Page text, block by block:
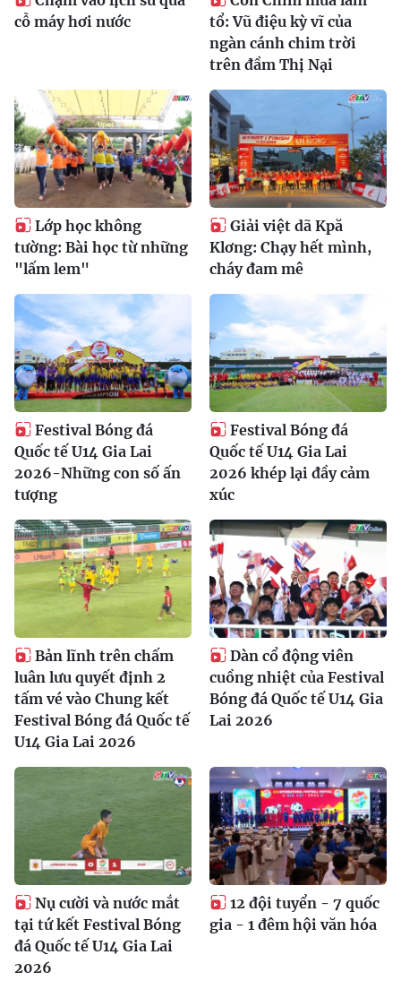
cỗ máy hơi nước
tổ: Vũ điệu kỳ vĩ của
ngàn cánh chim trời
trên đầm Thị Nại
Lớp học không
tường: Bài học từ những
"lấm lem"
Giải việt dã Kpă
Klơng: Chạy hết mình,
cháy đam mê
Festival Bóng đá
Quốc tế U14 Gia Lai
2026-Những con số ấn
tượng
Festival Bóng đá
Quốc tế U14 Gia Lai
2026 khép lại đầy cảm
xúc
Bản lĩnh trên chấm
luân lưu quyết định 2
tấm vé vào Chung kết
Festival Bóng đá Quốc tế
U14 Gia Lai 2026
Dàn cổ động viên
cuồng nhiệt của Festival
Bóng đá Quốc tế U14 Gia
Lai 2026
Nụ cười và nước mắt
tại tứ kết Festival Bóng
đá Quốc tế U14 Gia Lai
2026
12 đội tuyển - 7 quốc
gia - 1 đêm hội văn hóa